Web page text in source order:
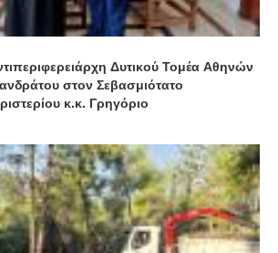
Δυτικού Τομέα Αθηνών
στον Σεβασμιότατο
κ.κ. Γρηγόριο